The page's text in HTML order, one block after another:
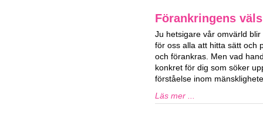
Förankringens
Ju hetsigare vår omvärld
för oss alla att hitta sätt och
och förankras. Men vad
konkret för dig som söker
förståelse inom
Läs mer ...